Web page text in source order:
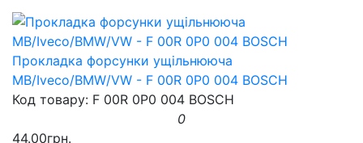
Прокладка форсунки ущільнююча
MB/Iveco/BMW/VW - F 00R 0P0 004 BOSCH
Код товару: F 00R 0P0 004 BOSCH
0
44.00грн.